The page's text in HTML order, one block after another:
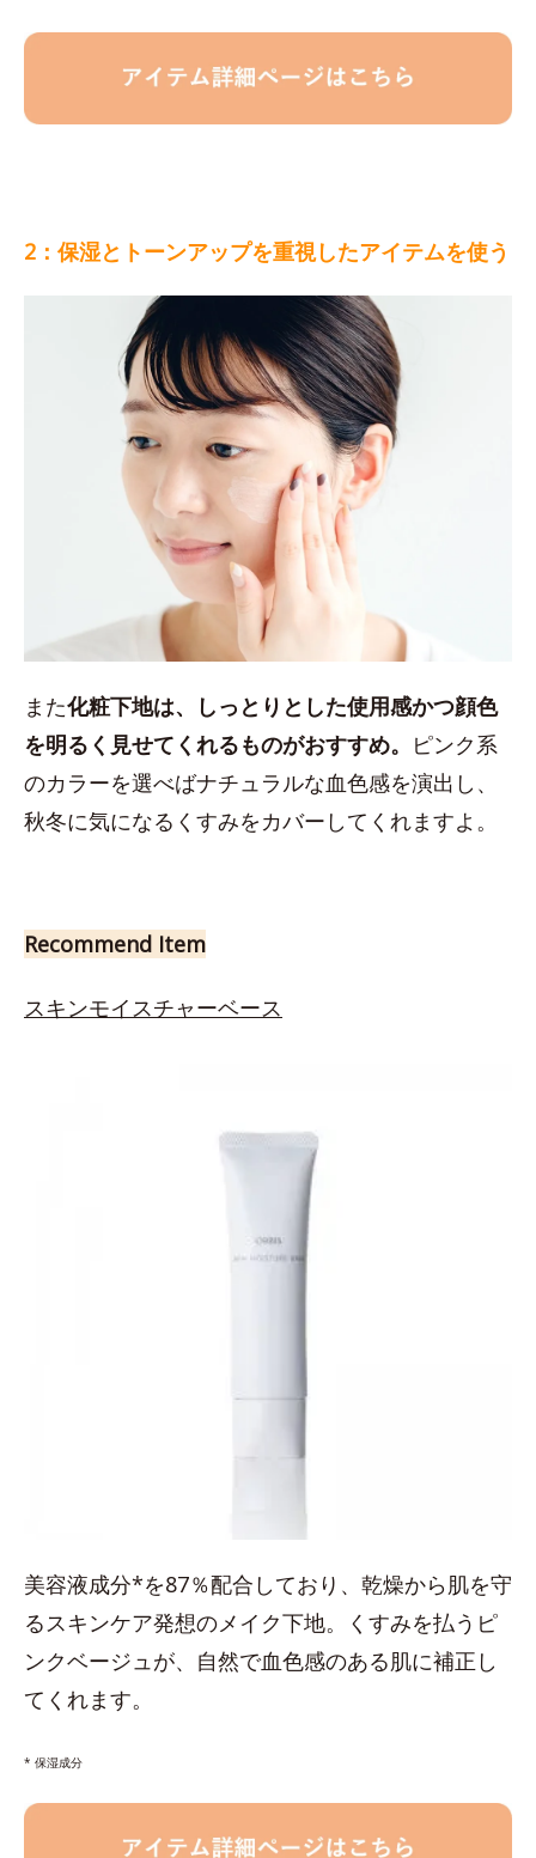
2：保湿とトーンアップを重視したアイテムを使う
また化粧下地は、しっとりとした使用感かつ顔色
を明るく見せてくれるものがおすすめ。 ピンク系
のカラーを選べばナチュラルな血色感を演出し、
秋冬に気になるくすみをカバーしてくれますよ。
Recommend Item
スキンモイスチャーベース
美容液成分*を87％配合しており、乾燥から肌を守
るスキンケア発想のメイク下地。くすみを払うピ
ンクベージュが、自然で血色感のある肌に補正し
てくれます。
* 保湿成分